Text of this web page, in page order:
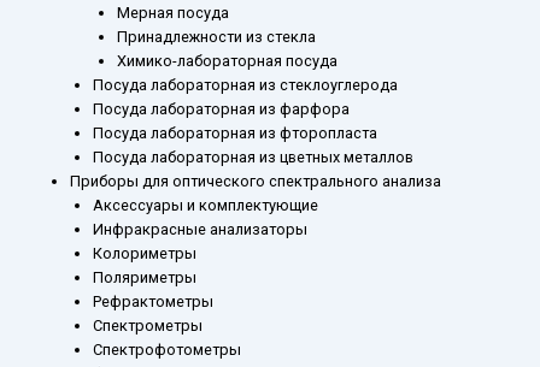
Мерная посуда
Принадлежности из стекла
Химико-лабораторная посуда
Посуда лабораторная из стеклоуглерода
Посуда лабораторная из фарфора
Посуда лабораторная из фторопласта
Посуда лабораторная из цветных металлов
Приборы для оптического спектрального анализа
Аксессуары и комплектующие
Инфракрасные анализаторы
Колориметры
Поляриметры
Рефрактометры
Спектрометры
Спектрофотометры